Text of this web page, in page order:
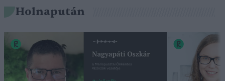
Holnapután